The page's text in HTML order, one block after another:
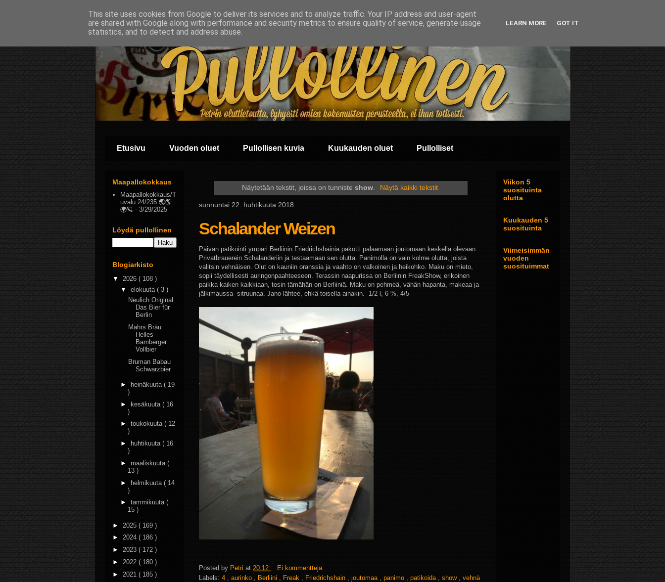
Etusivu Vuoden oluet Pullollisen kuvia Kuukauden oluet Pullolliset
Näytetään tekstit, joissa on tunnisteshow. Näytä kaikki tekstit
sunnuntai 22. huhtikuuta 2018
Schalander Weizen
Päivän patikointi ympäri Berliinin Friedrichshainia pakotti palaamaan joutomaan keskellä olevaan
Privatbrauerein Schalanderiin ja testaamaan sen olutta. Panimolla on vain kolme olutta, joista
valitsin vehnäisen. Olut on kauniin oranssia ja vaahto on valkoinen ja heikohko. Maku on mieto,
sopii täydellisesti auringonpaahteeseen. Terassin naapurissa on Berliinin FreakShow, erikoinen
paikka kaiken kaikkiaan, tosin tämähän on Berliiniä. Maku on pehmeä, vähän hapanta, makeaa ja
jälkimaussa sitruunaa. Jano lähtee, ehkä toisella ainakin. 1/2 l, 6 %, 4/5
Posted by Petri at 20.12
Ei kommentteja :
Labels: 4 aurinko Berliini Freak Friedrichshain joutomaa panimo patikoida show vehnä
Maapallokokkaus
Maapallokokkaus/T
uvalu 24/235 🌏🌎
🌍🪐 - 3/29/2025
Löydä pullollinen
Blogiarkisto
▼ 2026 ( 108 )
▼ elokuuta ( 3 )
Neulich Original
Das Bier für
Berlin
Mahrs Bräu
Helles
Bamberger
Vollbier
Bruman Babau
Schwarzbier
► heinäkuuta ( 19
)
► kesäkuuta ( 16
)
► toukokuuta ( 12
)
►
huhtikuuta ( 16
)
► maaliskuuta (
13 )
► helmikuuta ( 14
)
► tammikuuta (
15 )
► 2025 ( 169 )
► 2024 ( 186 )
► 2023 ( 172 )
► 2022 ( 180 )
► 2021 ( 185 )
Viikon 5
suosituinta
olutta
Kuukauden 5
suosituinta
Viimeisimmän
vuoden
suosituimmat
This site uses cookies from Google to deliver its services and to analyze traffic. Your IP address and user-agent
are shared with Google along with performance and security metrics to ensure quality of service, generate usage
statistics, and to detect and address abuse.
LEARN MORE GOT IT